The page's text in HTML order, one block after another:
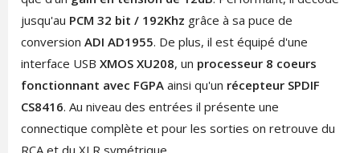
jusqu'au PCM 32 bit / 192Khz grâce à sa puce de
conversion ADI AD1955. De plus, il est équipé d'une
interface USB XMOS XU208, un processeur 8 coeurs
fonctionnant avec FGPAainsi qu'un récepteur SPDIF
CS8416. Au niveau des entrées il présente une
connectique complète et pour les sorties on retrouve du
RCA et du XLR symétrique.